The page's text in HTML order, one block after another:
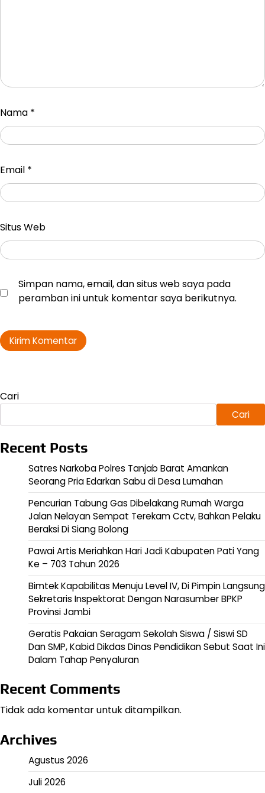
Nama *
Email *
Situs Web
Simpan nama, email, dan situs web saya pada
peramban ini untuk komentar saya berikutnya.
Cari
Cari
Recent Posts
Satres Narkoba Polres Tanjab Barat Amankan
Seorang Pria Edarkan Sabu di Desa Lumahan
Pencurian Tabung Gas Dibelakang Rumah Warga
Jalan Nelayan Sempat Terekam Cctv, Bahkan Pelaku
Beraksi Di Siang Bolong
Pawai Artis Meriahkan Hari Jadi Kabupaten Pati Yang
Ke – 703 Tahun 2026
Bimtek Kapabilitas Menuju Level IV, Di Pimpin Langsung
Sekretaris Inspektorat Dengan Narasumber BPKP
Provinsi Jambi
Geratis Pakaian Seragam Sekolah Siswa / Siswi SD
Dan SMP, Kabid Dikdas Dinas Pendidikan Sebut Saat Ini
Dalam Tahap Penyaluran
Recent Comments
Tidak ada komentar untuk ditampilkan.
Archives
Agustus 2026
Juli 2026